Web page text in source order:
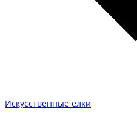
Искусственные елки